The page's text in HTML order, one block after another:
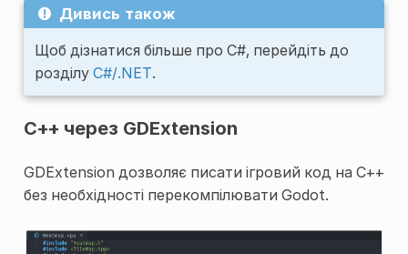
Дивись також
Щоб дізнатися більше про C#, перейдіть до
розділу C#/.NET.
C++ через GDExtension
GDExtension дозволяє писати ігровий код на C++
без необхідності перекомпілювати Godot.